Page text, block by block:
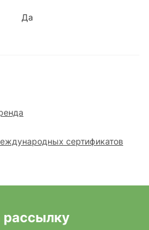
Да
сертификатов
рассылку